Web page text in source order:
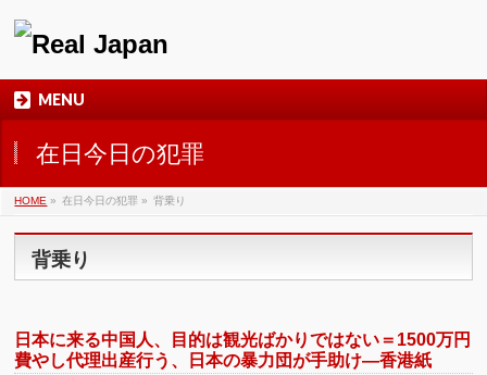
MENU
在日今日の犯罪
HOME » 在日今日の犯罪 » 背乗り
背乗り
日本に来る中国人、目的は観光ばかりではない＝1500万円
費やし代理出産行う、日本の暴力団が手助け―香港紙